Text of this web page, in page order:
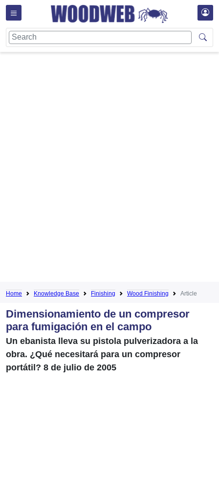
Home Knowledge Base Finishing Wood Finishing Article
Dimensionamiento de un compresor
para fumigación en el campo
Un ebanista lleva su pistola pulverizadora a la
obra. ¿Qué necesitará para un compresor
portátil? 8 de julio de 2005